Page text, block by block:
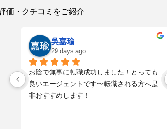
価・クチコミをご紹介
ゆうた
a month ago
寄り添う形で話も、し易く
とてもスピード感もあり真摯に向き合って
頂き感謝しております。